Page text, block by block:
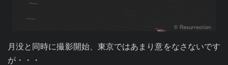
月没と同時に撮影開始、東京ではあまり意をなさないです
が・・・